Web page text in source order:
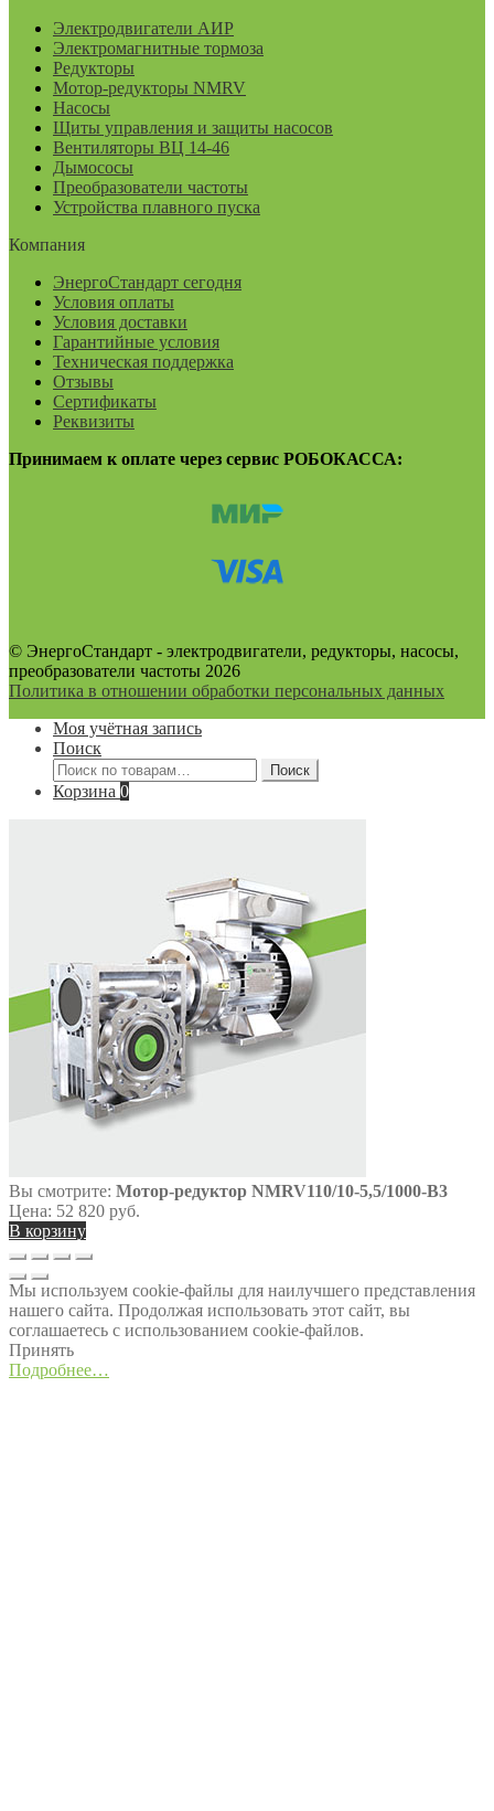
Электродвигатели АИР
Электромагнитные тормоза
Редукторы
Мотор-редукторы NMRV
Насосы
Щиты управления и защиты насосов
Вентиляторы ВЦ 14-46
Дымососы
Преобразователи частоты
Устройства плавного пуска
Компания
ЭнергоСтандарт сегодня
Условия оплаты
Условия доставки
Гарантийные условия
Техническая поддержка
Отзывы
Сертификаты
Реквизиты
Принимаем к оплате через сервис РОБОКАССА:
© ЭнергоСтандарт - электродвигатели, редукторы, насосы,
преобразователи частоты 2026
Политика в отношении обработки персональных данных
Моя учётная запись
Поиск
Искать:
Поиск
Корзина 0
Вы смотрите: Мотор-редуктор NMRV110/10-5,5/1000-B3
Цена: 52 820 руб.
В корзину
Мы используем cookie-файлы для наилучшего представления
нашего сайта. Продолжая использовать этот сайт, вы
соглашаетесь с использованием cookie-файлов.
Принять
Подробнее…